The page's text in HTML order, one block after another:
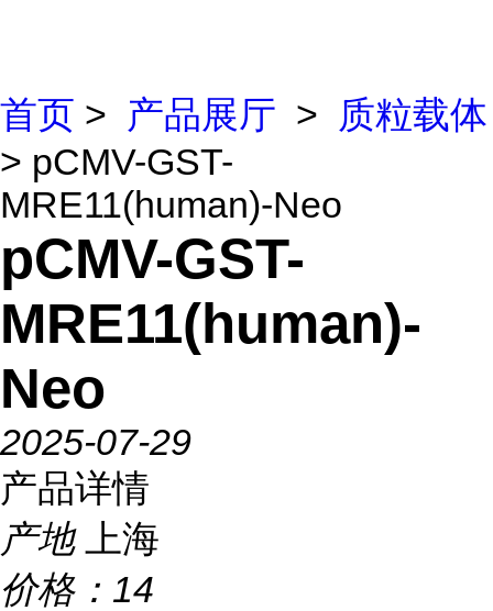
首页 > 产品展厅 >
质粒载体
> pCMV-GST-
MRE11(human)-Neo
pCMV-GST-
MRE11(human)-
Neo
2025-07-29
产品详情
产地
上海
价格： 14